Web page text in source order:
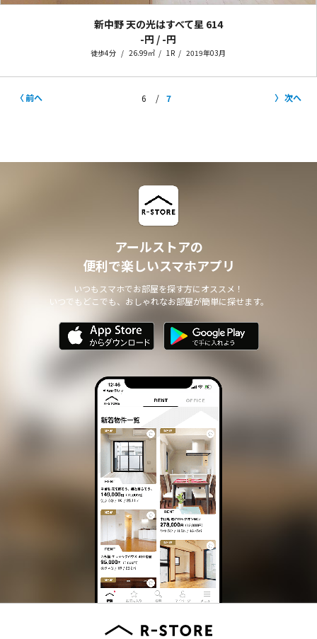
新中野 天の光はすべて星 614
-円 / -円
徒歩4分 26.99㎡ 1R 2019年03月
前へ 6 7 次へ
アールストアの
便利で楽しいスマホアプリ
いつもスマホでお部屋を探す方にオススメ！
いつでもどこでも、おしゃれなお部屋が簡単に探せます。